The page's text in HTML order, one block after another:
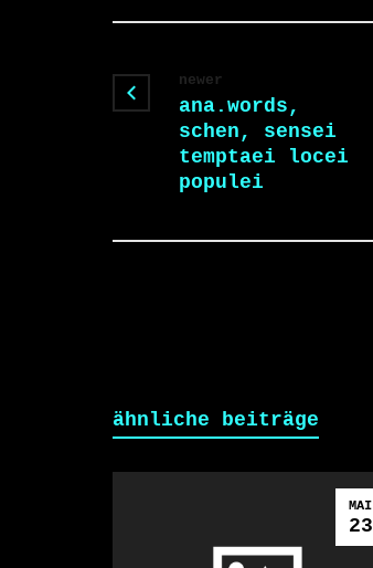
newer
ana.words,
schen, sensei
temptaei locei
populei
ähnliche beiträge
MAI
23